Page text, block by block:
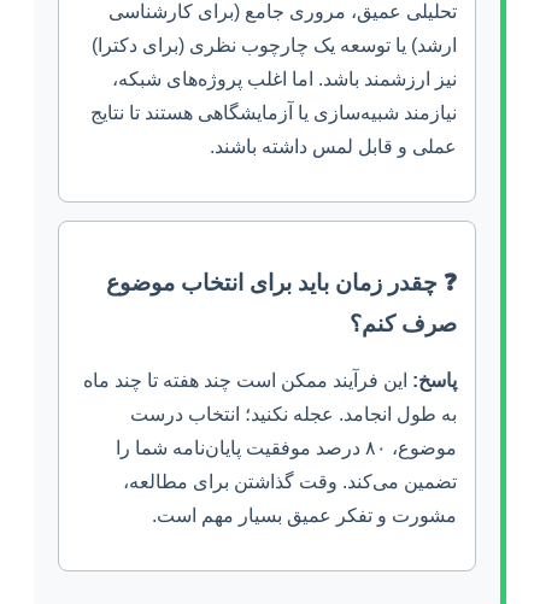
تحلیلی عمیق، مروری جامع (برای کارشناسی
ارشد) یا توسعه یک چارچوب نظری (برای دکترا)
نیز ارزشمند باشد. اما اغلب پروژه‌های شبکه،
نیازمند شبیه‌سازی یا آزمایشگاهی هستند تا نتایج
عملی و قابل لمس داشته باشند.
❓ چقدر زمان باید برای انتخاب موضوع
صرف کنم؟
پاسخ: این فرآیند ممکن است چند هفته تا چند ماه
به طول انجامد. عجله نکنید؛ انتخاب درست
موضوع، ۸۰ درصد موفقیت پایان‌نامه شما را
تضمین می‌کند. وقت گذاشتن برای مطالعه،
مشورت و تفکر عمیق بسیار مهم است.